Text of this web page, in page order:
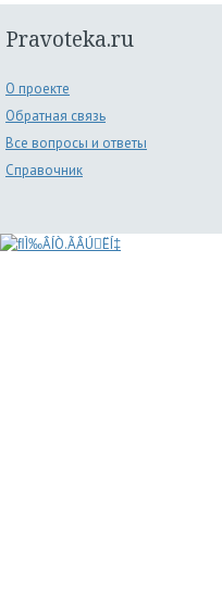
Pravoteka.ru
О проекте
Обратная связь
Все вопросы и ответы
Справочник